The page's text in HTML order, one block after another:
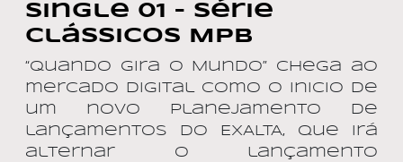
Single 01 – Série
Clássicos MPB
“Quando Gira o Mundo” chega ao
mercado digital como o inicio de
um novo planejamento de
lançamentos do EXALTA, que irá
alternar o lançamento